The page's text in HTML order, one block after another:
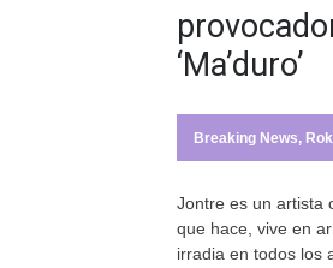
‘Ma’duro’
Breaking News,
Jontre es un artista
que hace, vive en
irradia en todos los